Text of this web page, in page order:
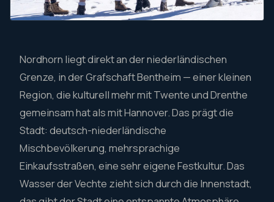
Nordhorn liegt direkt an der niederländischen
Grenze, in der Grafschaft Bentheim — einer kleinen
Region, die kulturell mehr mit Twente und Drenthe
gemeinsam hat als mit Hannover. Das prägt die
Stadt: deutsch-niederländische
Mischbevölkerung, mehrsprachige
Einkaufsstraßen, eine sehr eigene Festkultur. Das
Wasser der Vechte zieht sich durch die Innenstadt,